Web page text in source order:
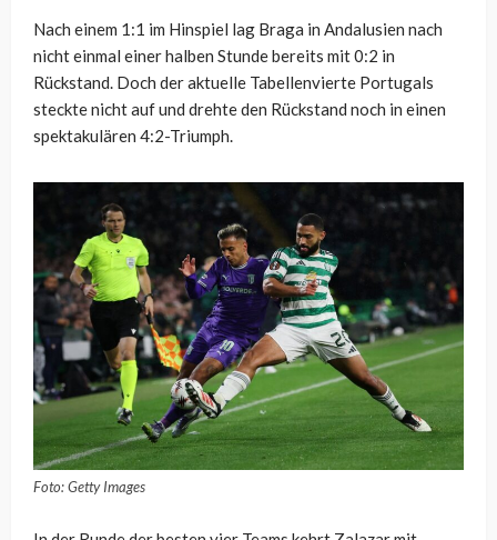
Nach einem 1:1 im Hinspiel lag Braga in Andalusien nach
nicht einmal einer halben Stunde bereits mit 0:2 in
Rückstand. Doch der aktuelle Tabellenvierte Portugals
steckte nicht auf und drehte den Rückstand noch in einen
spektakulären 4:2-Triumph.
Foto: Getty Images